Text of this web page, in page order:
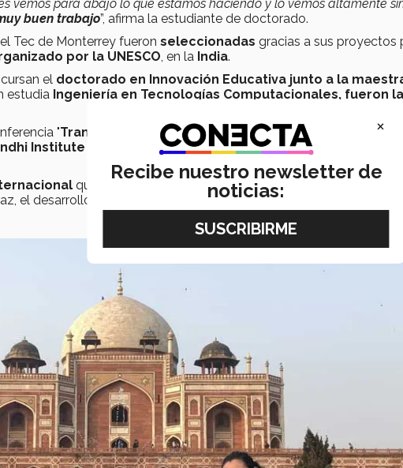
vemos para abajo lo que estamos haciendo y lo vemos altamente
buen trabajo”, afirma la estudiante de doctorado.
Tec de Monterrey fueron seleccionadas gracias a sus proyectos
por la UNESCO , en la India.
el doctorado en Innovación Educativa junto a la
estudia Ingeniería en Tecnologías Computacionales, fueron
"Transformando la Educación para la Humanidad
Institute of Education for Peacey se llevó a cabo del 14 al
que reunió expertos y profesionales en el campo de la
el desarrollo sostenible y la ciudadanía global.
×
Recibe nuestro newsletter de
noticias: